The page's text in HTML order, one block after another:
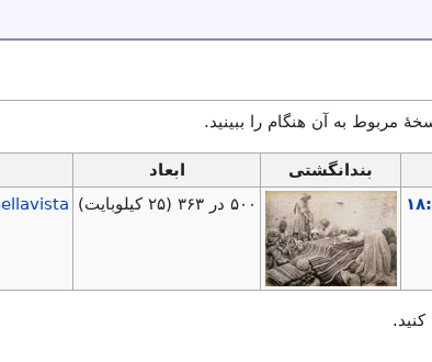
مربوط به آن هنگام را ببینید.
بندانگشتی ابعاد
۵۰۰ در ۳۶۳ (۲۵ کیلوبایت)
کنید.